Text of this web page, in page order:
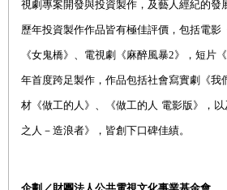
視劇專案開發與投資製作，及藝人經紀的發
歷年投資製作作品皆有極佳評價，包括電影
《女鬼橋》、電視劇《麻醉風暴2》，短片
年首度跨足製作，作品包括社會寫實劇《我
材《做工的人》、《做工的人 電影版》，
之人－造浪者》，皆創下口碑佳績。